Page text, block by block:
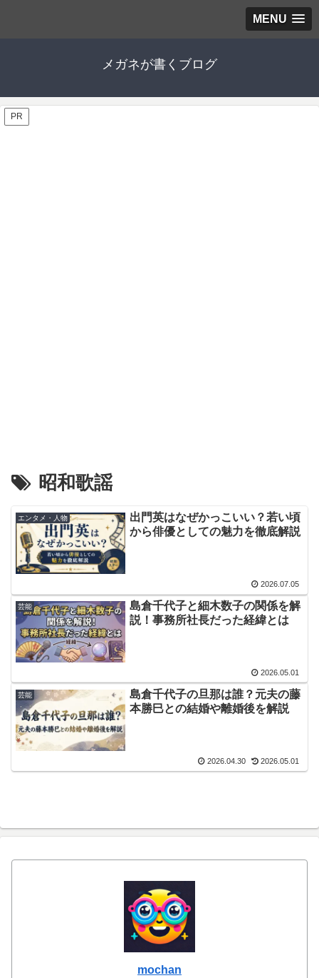
MENU
メガネが書くブログ
PR
昭和歌謡
エンタメ・人物
出門英はなぜかっこいい？若い頃
から俳優としての魅力を徹底解説
2026.07.05
芸能
島倉千代子と細木数子の関係を解
説！事務所社長だった経緯とは
2026.05.01
芸能
島倉千代子の旦那は誰？元夫の藤
本勝巳との結婚や離婚後を解説
2026.04.30 2026.05.01
mochan